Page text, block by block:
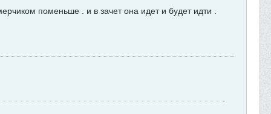
поменьше . и в зачет она идет и будет идти .